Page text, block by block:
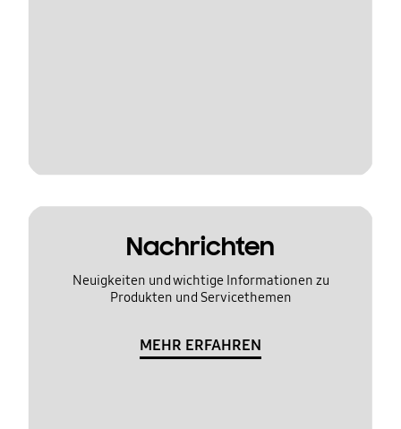
Nachrichten
Neuigkeiten und wichtige Informationen zu
Produkten und Servicethemen
MEHR ERFAHREN